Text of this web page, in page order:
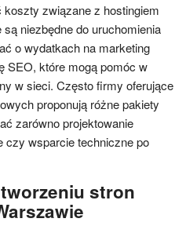
związane z hostingiem
niezbędne do uruchomienia
o wydatkach na marketing
SEO, które mogą pomóc w
w sieci. Często firmy oferujące
proponują różne pakiety
zarówno projektowanie
czy wsparcie techniczne po
stron